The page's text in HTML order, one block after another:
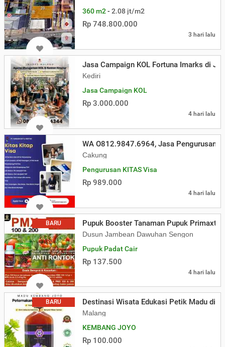
360 m2- 2.08 jt/m2
Rp 748.800.000
3 hari lalu
Jasa Campaign KOL Fortuna Imarks di
Kediri
Jasa Campaign KOL
Rp 3.000.000
4 hari lalu
WA O812.9847.6964, Jasa Pengurusan
Cakung
Pengurusan KITAS Visa
Rp 989.000
4 hari lalu
BARU Pupuk Booster Tanaman Pupuk
Dusun Jambean Dawuhan Sengon
Pupuk Padat Cair
Rp 137.500
4 hari lalu
BARU Destinasi Wisata Edukasi Petik Madu di
Malang
KEMBANG JOYO
Rp 100.000